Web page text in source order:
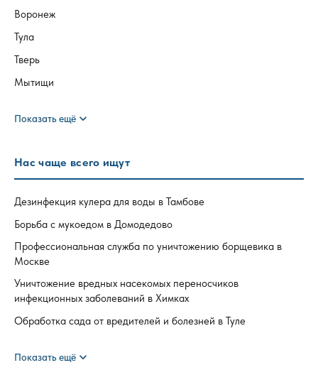
Воронеж
Тула
Тверь
Мытищи
Показать ещё expand_more
Нас чаще всего ищут
Дезинфекция кулера для воды в Тамбове
Борьба с мукоедом в Домодедово
Профессиональная служба по уничтожению борщевика в
Москве
Уничтожение вредных насекомых переносчиков
инфекционных заболеваний в Химках
Обработка сада от вредителей и болезней в Туле
Показать ещё expand_more